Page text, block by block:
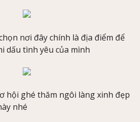
nơi đây chính là địa điểm để
dấu tình yêu của mình
hội ghé thăm ngôi làng xinh đẹp
nhé